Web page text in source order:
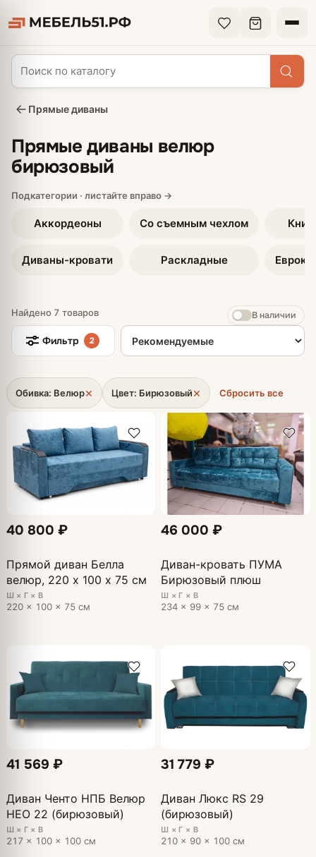
Прямые диваны
Прямые диваны велюр
бирюзовый
Аккордеоны
Диваны-кровати
Со съемным чехлом
Раскладные
Найдено 7 товаров В наличии
Фильтр 2
Сортировка товаров
Обивка: Велюр× Цвет: Бирюзовый× Сбросить все
40 800 ₽
Прямой диван Белла
велюр, 220 х 100 х 75 см
Ш × Г × В
220 × 100 × 75 см
46 000 ₽
Диван-кровать ПУМА
Бирюзовый плюш
Ш × Г × В
234 × 99 × 75 см
41 569 ₽
Диван Ченто НПБ Велюр
НЕО 22 (бирюзовый)
Ш × Г × В
217 × 100 × 100 см
31 779 ₽
Диван Люкс RS 29
(бирюзовый)
Ш × Г × В
210 × 90 × 100 см